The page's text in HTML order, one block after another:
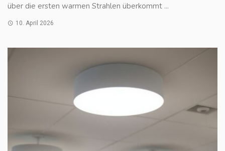
über die ersten warmen Strahlen überkommt ...
10. April 2026